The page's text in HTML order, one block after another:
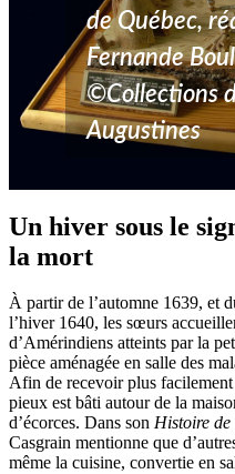
de Québec,
Fernande
©Collections
Augustines
Un hiver sous le
la mort
À partir de l’automne 1639, et
l’hiver 1640, les sœurs
d’Amérindiens atteints par la
pièce aménagée en salle des
Afin de recevoir plus
pieux est bâti autour de la
d’écorces. Dans son Histoire de
Casgrain mentionne que
même la cuisine, convertie en